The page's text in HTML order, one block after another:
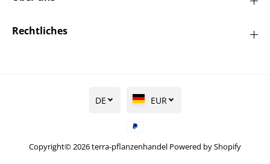
Rechtliches
Copyright© 2026terra-pflanzenhandel Powered by Shopify
DE EUR